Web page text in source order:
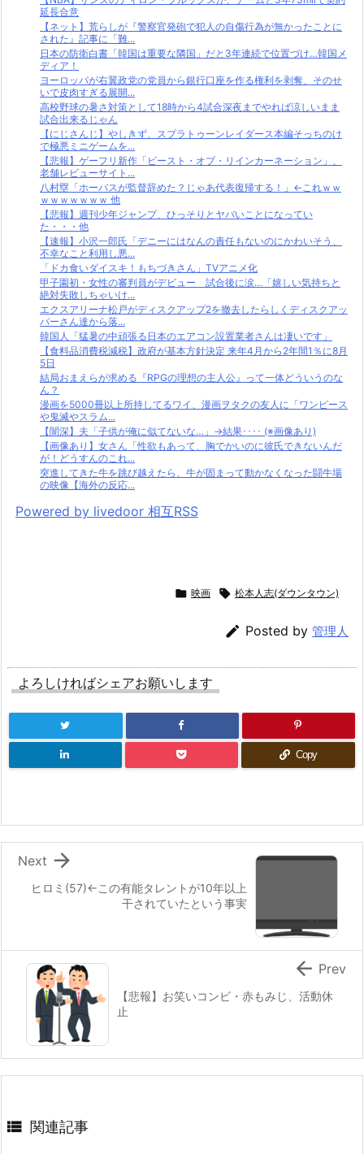
延長合意
【ネット】荒らしが『警察官発砲で犯人の自傷行為が無かったことに
された』記事に「難...
日本の防衛白書「韓国は重要な隣国」だと3年連続で位置づけ…韓国メ
ディア！
ヨーロッパが右翼政党の党員から銀行口座を作る権利を剥奪、そのせ
いで皮肉すぎる展開...
高校野球の暑さ対策として18時から4試合深夜までやれば涼しいまま
試合出来るじゃん
【にじさんじ】やしきず、スプラトゥーンレイダース本編そっちのけ
で極悪ミニゲームを...
【悲報】ゲーフリ新作「ビースト・オブ・リインカーネーション」、
老舗レビューサイト...
八村塁「ホーバスが監督辞めた？じゃあ代表復帰する！」←これｗｗ
ｗｗｗｗｗｗｗ 他
【悲報】週刊少年ジャンプ、ひっそりとヤバいことになってい
た・・・他
【速報】小沢一郎氏「デニーにはなんの責任もないのにかわいそう、
不幸なこと利用し悪...
「ドカ食いダイスキ！もちづきさん」TVアニメ化
甲子園初・女性の審判員がデビュー 試合後に涙…「嬉しい気持ちと
絶対失敗しちゃいけ...
エクスアリーナ松戸がディスクアップ2を撤去したらしくディスクアッ
パーさん達から落...
韓国人「猛暑の中頑張る日本のエアコン設置業者さんは凄いです」
【食料品消費税減税】政府が基本方針決定 来年4月から2年間1％に8月
5日
結局おまえらが求める『RPGの理想の主人公』って一体どういうのな
ん？
漫画を5000冊以上所持してるワイ、漫画ヲタクの友人に「ワンピース
や鬼滅やスラム...
【闇深】夫「子供が俺に似てないな…」→結果････ (※画像あり)
【画像あり】女さん「性欲もあって、胸でかいのに彼氏できないんだ
が！どうすんのこれ...
突進してきた牛を跳び越えたら、牛が固まって動かなくなった闘牛場
の映像【海外の反応...
Powered by livedoor 相互RSS
 映画  松本人志(ダウンタウン)
 Posted by 管理人
よろしければシェアお願いします
Copy
ヒロミ(57)←この有能タレントが10年以上
干されていたという事実

Next
【悲報】お笑いコンビ・赤もみじ、活動休
止
 Prev
 関連記事